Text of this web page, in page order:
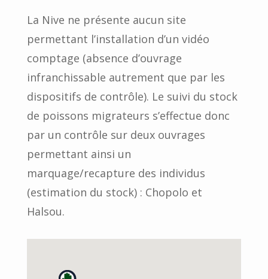
La Nive ne présente aucun site
permettant l’installation d’un vidéo
comptage (absence d’ouvrage
infranchissable autrement que par les
dispositifs de contrôle). Le suivi du stock
de poissons migrateurs s’effectue donc
par un contrôle sur deux ouvrages
permettant ainsi un
marquage/recapture des individus
(estimation du stock) : Chopolo et
Halsou.